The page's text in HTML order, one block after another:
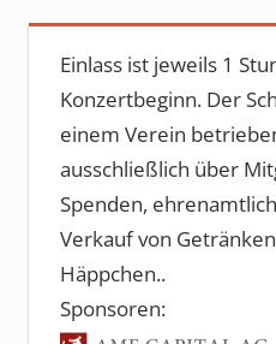
Einlass ist jeweils 1
Konzertbeginn. Der
einem Verein
ausschließlich über
Spenden,
Verkauf von
Häppchen..
Sponsoren: